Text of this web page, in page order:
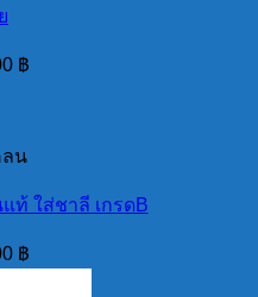
฿
ลน
ท้ ใส่ชาลี เกรดB
฿